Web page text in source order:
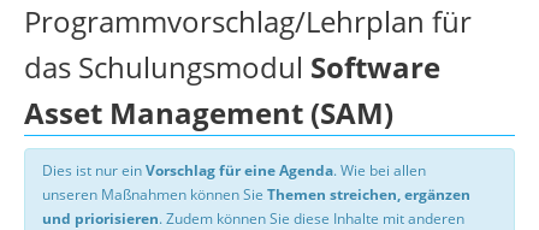
Programmvorschlag/Lehrplan für
das Schulungsmodul Software
Asset Management (SAM)
Dies ist nur einVorschlag für eine Agenda. Wie bei allen
unseren Maßnahmen können Sie Themen streichen, ergänzen
und priorisieren. Zudem können Sie diese Inhalte mit anderen